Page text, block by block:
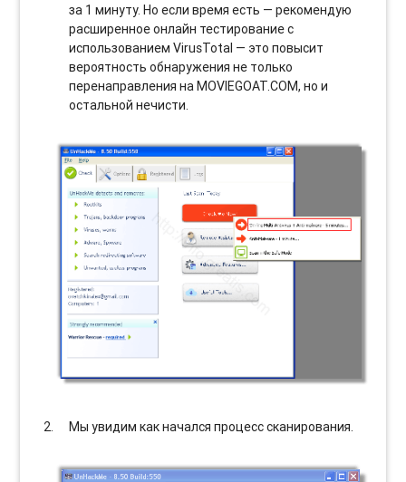
за 1 минуту. Но если время есть — рекомендую
расширенное онлайн тестирование с
использованием VirusTotal — это повысит
вероятность обнаружения не только
перенаправления на MOVIEGOAT.COM, но и
остальной нечисти.
Мы увидим как начался процесс сканирования.